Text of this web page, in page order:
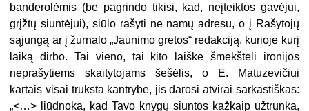
banderolėmis (be pagrindo tikisi, kad, neįteiktos gavėjui,
grįžtų siuntėjui), siūlo rašyti ne namų adresu, o į Rašytojų
sąjungą ar į žurnalo „Jaunimo gretos“ redakciją, kurioje kurį
laiką dirbo. Tai vieno, tai kito laiške šmėkšteli ironijos
neprašytiems skaitytojams šešėlis, o E. Matuzevičiui
kartais visai trūksta kantrybė, jis darosi atvirai sarkastiškas:
„<…> liūdnoka, kad Tavo knygų siuntos kažkaip užtrunka,